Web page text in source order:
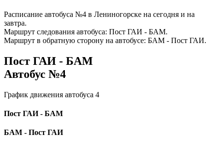
Расписание автобуса №4 в Лениногорске на сегодня и на
завтра.
Маршрут следования автобуса: Пост ГАИ - БАМ.
Маршрут в обратную сторону на автобусе: БАМ - Пост ГАИ.
Пост ГАИ - БАМ
Автобус №4
График движения автобуса 4
Пост ГАИ - БАМ
БАМ - Пост ГАИ